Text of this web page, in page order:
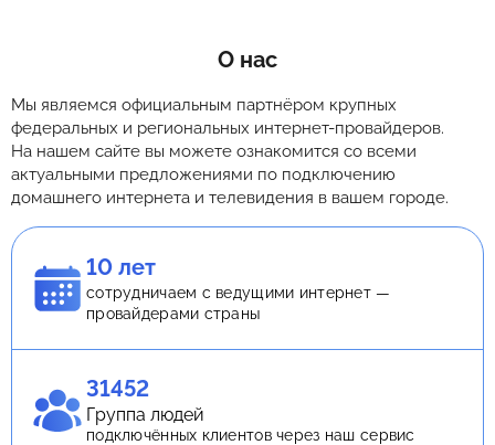
О нас
Мы являемся официальным партнёром крупных
федеральных и региональных интернет-провайдеров.
На нашем сайте вы можете ознакомится со всеми
актуальными предложениями по подключению
домашнего интернета и телевидения в вашем городе.
10 лет
сотрудничаем с ведущими интернет —
провайдерами страны
31452
Группа людей
подключённых клиентов через наш сервис